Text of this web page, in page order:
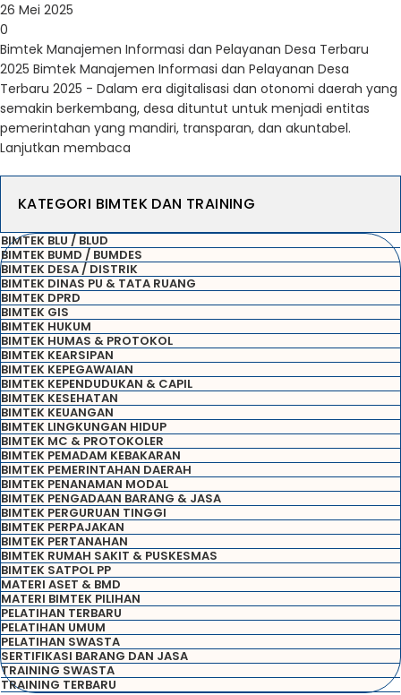
KATEGORI BIMTEK DAN TRAINING
BIMTEK BLU / BLUD
BIMTEK BUMD / BUMDES
BIMTEK DESA / DISTRIK
BIMTEK DINAS PU & TATA RUANG
BIMTEK DPRD
BIMTEK GIS
BIMTEK HUKUM
BIMTEK HUMAS & PROTOKOL
BIMTEK KEARSIPAN
BIMTEK KEPEGAWAIAN
BIMTEK KEPENDUDUKAN & CAPIL
BIMTEK KESEHATAN
BIMTEK KEUANGAN
BIMTEK LINGKUNGAN HIDUP
BIMTEK MC & PROTOKOLER
BIMTEK PEMADAM KEBAKARAN
BIMTEK PEMERINTAHAN DAERAH
BIMTEK PENANAMAN MODAL
BIMTEK PENGADAAN BARANG & JASA
BIMTEK PERGURUAN TINGGI
BIMTEK PERPAJAKAN
BIMTEK PERTANAHAN
BIMTEK RUMAH SAKIT & PUSKESMAS
BIMTEK SATPOL PP
MATERI ASET & BMD
MATERI BIMTEK PILIHAN
PELATIHAN TERBARU
PELATIHAN UMUM
PELATIHAN SWASTA
SERTIFIKASI BARANG DAN JASA
TRAINING SWASTA
TRAINING TERBARU
26 Mei 2025
0
Bimtek Manajemen Informasi dan Pelayanan Desa Terbaru
2025 Bimtek Manajemen Informasi dan Pelayanan Desa
Terbaru 2025 - Dalam era digitalisasi dan otonomi daerah yang
semakin berkembang, desa dituntut untuk menjadi entitas
pemerintahan yang mandiri, transparan, dan akuntabel.
Lanjutkan membaca